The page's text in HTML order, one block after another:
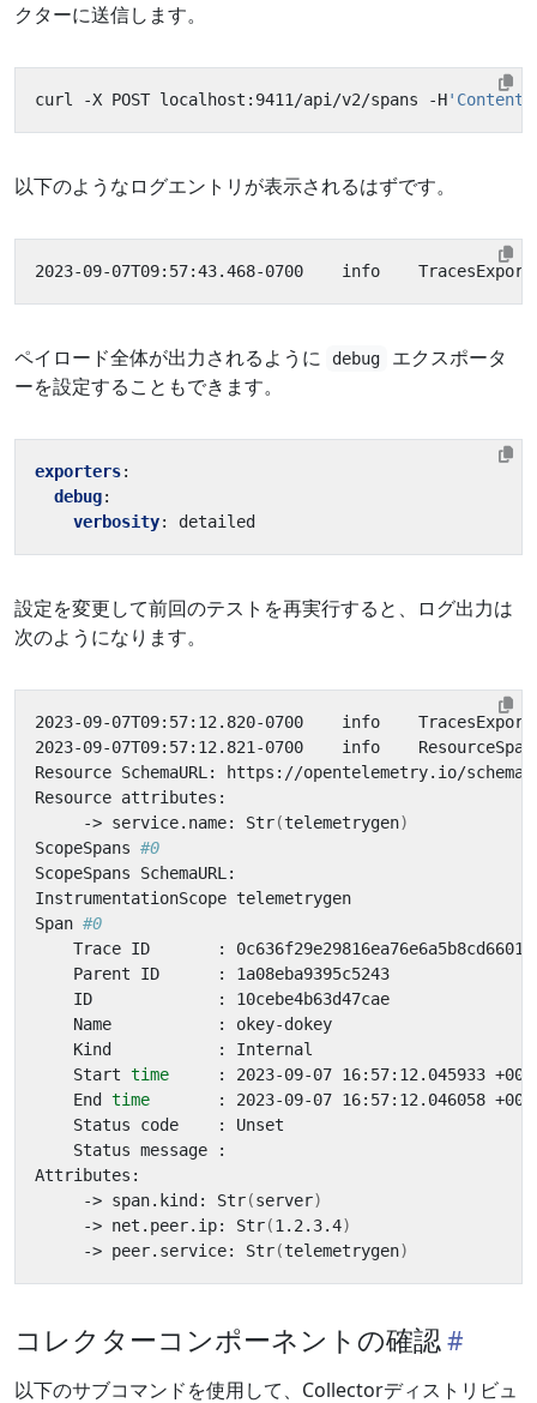
クターに送信します。
curl -X POST localhost:9411/api/v2/spans -H
以下のようなログエントリが表示されるはずです。
2023-09-07T09:57:43.468-0700    info
ペイロード全体が出力されるように debug
エクスポータ
ーを設定することもできます。
exporters:
debug:
verbosity: detailed
設定を変更して前回のテストを再実行すると、ログ出力は
次のようになります。
2023-09-07T09:57:12.820-0700    info
2023-09-07T09:57:12.821-0700    info
     -> service.name: Str
(telemetrygen)
ScopeSpans #0
Span #0
    Start
time
    End
time
     -> span.kind: Str
(server)
     -> net.peer.ip: Str
(1.2.3.4)
     -> peer.service: Str
(telemetrygen)
コレクターコンポーネントの確認
以下のサブコマンドを使用して、Collectorディストリビュ